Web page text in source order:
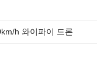
h 와이파이 드론